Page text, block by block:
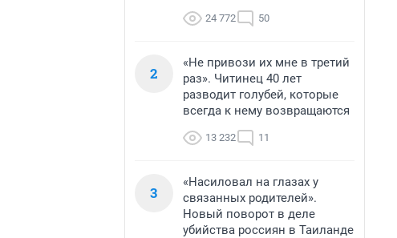
24 772 50
2
«Не привози их мне в третий
раз». Читинец 40 лет
разводит голубей, которые
всегда к нему возвращаются
13 232 11
3
«Насиловал на глазах у
связанных родителей».
Новый поворот в деле
убийства россиян в Таиланде